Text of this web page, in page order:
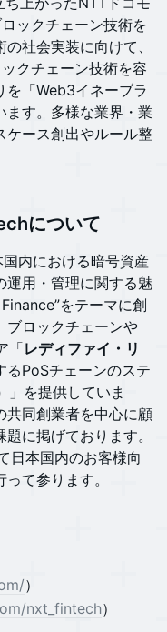
ックチェーン技術を
社会実装に向けて、
クチェーン技術を容
を「Web3イネーブラ
ます。多様な業界・業
ケース創出やルール整
について
内における暗号資産
運用・管理に関する魅
をテーマに創
ブロックチェーンや
「レディファイ・リ
るPoSチェーンのステ
」を提供していま
共同創業者を中心に顧
に掲げております。
日本国内のお客様向
て参ります。
）
nxt_fintech）